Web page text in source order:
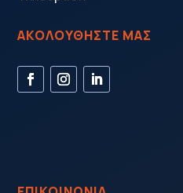
ΑΚΟΛΟΥΘΗΣΤΕ ΜΑΣ